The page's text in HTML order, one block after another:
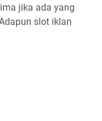
jika ada yang
slot iklan